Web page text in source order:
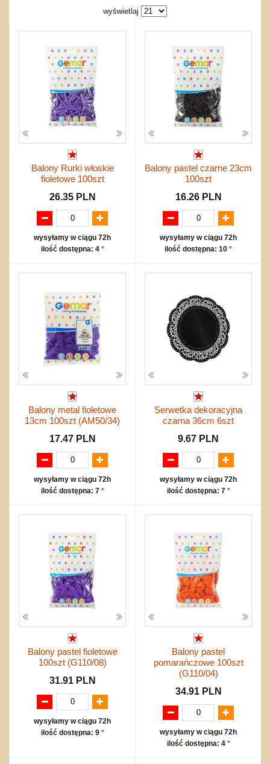
Pojazdy
Zakupy hurtowe
Koszty przesyłki
Regulamin
Kontakt
Mapa produktów
wyświetlaj
Balony Rurki włoskie
fioletowe 100szt
26.35 PLN
wysyłamy w ciągu 72h
ilość dostępna: 4 *
Balony pastel czarne 23cm
100szt
16.26 PLN
wysyłamy w ciągu 72h
ilość dostępna: 10 *
Balony metal fioletowe
13cm 100szt (AM50/34)
17.47 PLN
wysyłamy w ciągu 72h
ilość dostępna: 7 *
Serwetka dekoracyjna
czarna 36cm 6szt
9.67 PLN
wysyłamy w ciągu 72h
ilość dostępna: 7 *
Balony pastel fioletowe
100szt (G110/08)
31.91 PLN
wysyłamy w ciągu 72h
ilość dostępna: 9 *
Balony pastel
pomarańczowe 100szt
(G110/04)
34.91 PLN
wysyłamy w ciągu 72h
ilość dostępna: 4 *